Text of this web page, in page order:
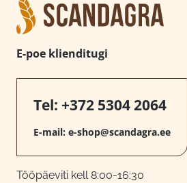
E-poe klienditugi
Tel: +372 5304 2064
E-mail: e-shop@scandagra.ee
Tööpäeviti kell 8:00-16:30